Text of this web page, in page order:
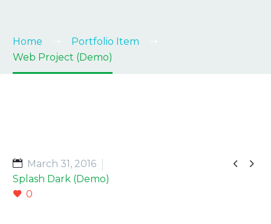
Home
Portfolio Item
Web Project (Demo)
 
March 31, 2016
Splash Dark (Demo)
0